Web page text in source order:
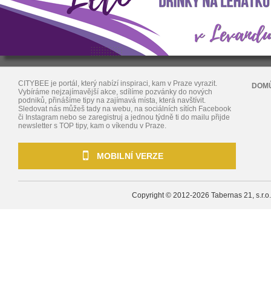
CITYBEE je portál, který nabízí inspiraci, kam v Praze vyrazit.
Vybíráme nejzajímavější akce, sdílíme pozvánky do nových
podniků, přinášíme tipy na zajímavá místa, která navštívit.
Sledovat nás můžeš tady na webu, na sociálních sítích Facebook
či Instagram nebo se zaregistruj a jednou týdně ti do mailu přijde
newsletter s TOP tipy, kam o víkendu v Praze.
MOBILNÍ VERZE
Copyright © 2012-2026 Tabernas 21, s.r.o.